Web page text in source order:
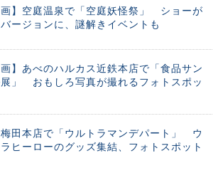
画】空庭温泉で「空庭妖怪祭」 ショーが
ージョンに、謎解きイベントも
画】あべのハルカス近鉄本店で「食品サン
」 おもしろ写真が撮れるフォトスポッ
田本店で「ウルトラマンデパート」 ウ
ヒーローのグッズ集結、フォトスポット